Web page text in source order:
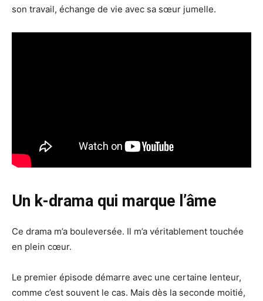
son travail, échange de vie avec sa sœur jumelle.
Un k-drama qui marque l’âme
Ce drama m’a bouleversée. Il m’a véritablement touchée
en plein cœur.
Le premier épisode démarre avec une certaine lenteur,
comme c’est souvent le cas. Mais dès la seconde moitié,